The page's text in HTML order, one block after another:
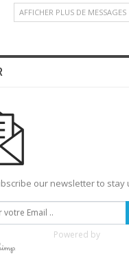
AFFICHER PLUS DE MESSAGES
our newsletter to stay
Powered by